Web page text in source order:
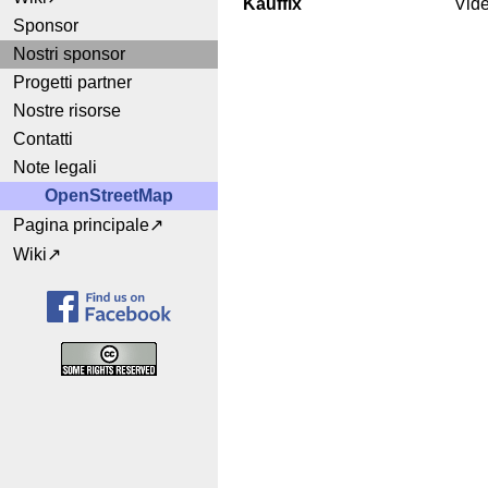
Sponsor
Nostri sponsor
Progetti partner
Nostre risorse
Contatti
Note legali
OpenStreetMap
Pagina principale
Wiki
Kauffix